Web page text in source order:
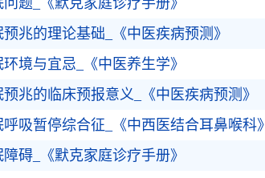
问题_《默克家庭诊疗手册》
预兆的理论基础_《中医疾病预测》
环境与宜忌_《中医养生学》
预兆的临床预报意义_《中医疾病预测》
呼吸暂停综合征_《中西医结合耳鼻喉科》
障碍_《默克家庭诊疗手册》